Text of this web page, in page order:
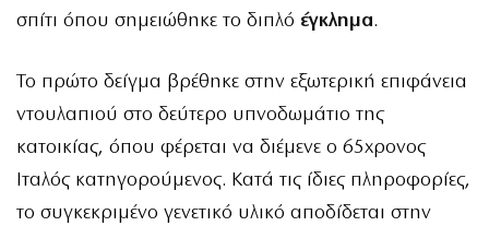
σπίτι όπου σημειώθηκε το διπλό έγκλημα.
Το πρώτο δείγμα βρέθηκε στην εξωτερική επιφάνεια
ντουλαπιού στο δεύτερο υπνοδωμάτιο της
κατοικίας, όπου φέρεται να διέμενε ο 65χρονος
Ιταλός κατηγορούμενος. Κατά τις ίδιες πληροφορίες,
το συγκεκριμένο γενετικό υλικό αποδίδεται στην